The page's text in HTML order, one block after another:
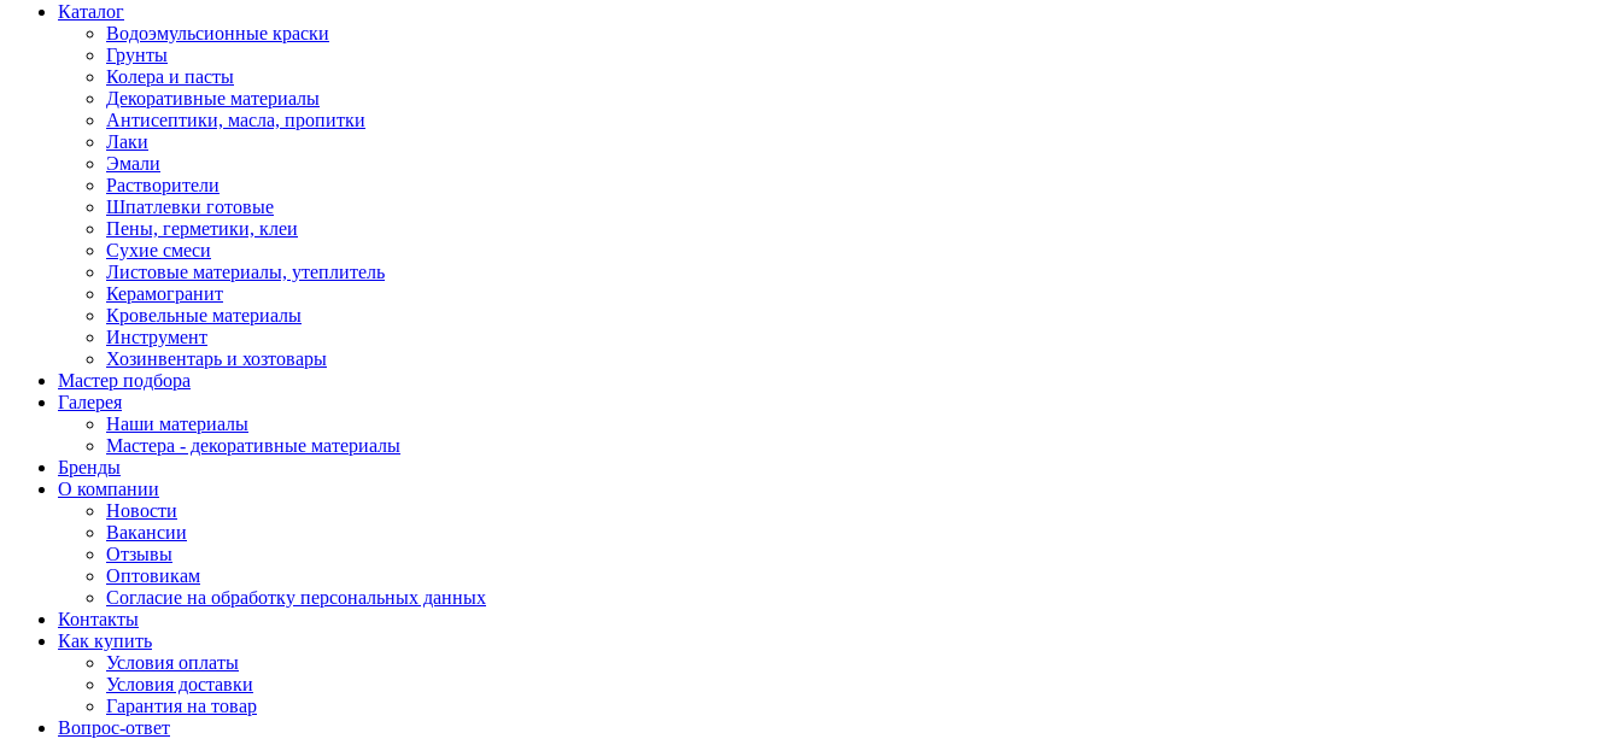
Каталог
Водоэмульсионные краски
Грунты
Колера и пасты
Декоративные материалы
Антисептики, масла, пропитки
Лаки
Эмали
Растворители
Шпатлевки готовые
Пены, герметики, клеи
Сухие смеси
Листовые материалы, утеплитель
Керамогранит
Кровельные материалы
Инструмент
Хозинвентарь и хозтовары
Мастер подбора
Галерея
Наши материалы
Мастера - декоративные материалы
Бренды
О компании
Новости
Вакансии
Отзывы
Оптовикам
Cогласие на обработку персональных данных
Контакты
Как купить
Условия оплаты
Условия доставки
Гарантия на товар
Вопрос-ответ